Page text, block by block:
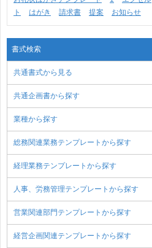
ト
はがき 請求書 提案 お知らせ
書式検索
共通書式から見る
共通企画書から探す
業種から探す
総務関連業務テンプレートから探す
経理業務テンプレートから探す
人事、労務管理テンプレートから探す
営業関連部門テンプレートから探す
経営企画関連テンプレートから探す